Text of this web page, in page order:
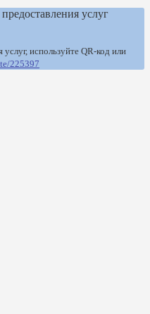
услуг
используйте QR-код или
225397